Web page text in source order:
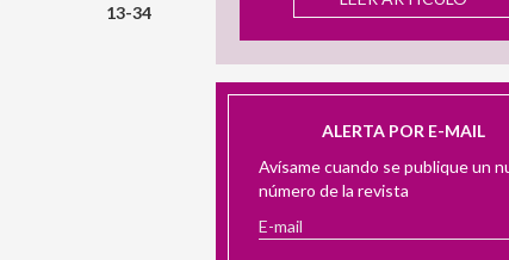
13-34
ALERTA POR E-MAIL
Avísame cuando se publique un
número de la revista